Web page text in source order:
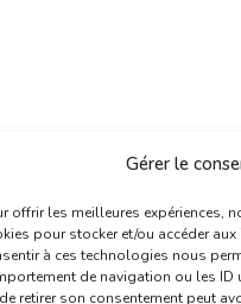
Gérer le
offrir les meilleures expériences,
pour stocker et/ou accéder
à ces technologies nous
de navigation ou les ID
retirer son consentement peut